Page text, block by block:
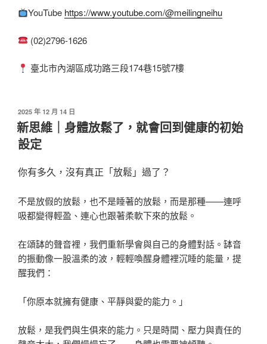
YouTube https://www.youtube.com/@meilingneihu
(02)2796-1626
臺北市內湖區成功路三段174巷15號7樓
發
佈
於
2025 年 12 月 14 日
新思維｜身體放鬆了，就會回到健康的初始
設定
你有多久，沒有真正「放鬆」過了？
不是放假的放鬆，也不是睡著的放鬆，而是那種——連呼
吸都變得輕盈、連心也跟著柔軟下來的放鬆。
在頌缽的聲音裡，我們重新學會與自己的身體對話。缽音
的振動像一股溫柔的波，輕輕喚醒身體裡沉睡的能量，提
醒我們：
「你原本就擁有健康、平靜與愛的能力。」
放鬆，是我們與生俱來的能力。只是時間、壓力與責任的